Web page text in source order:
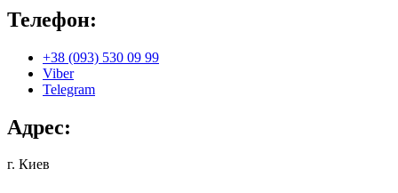
Телефон:
+38 (093) 530 09 99
Viber
Telegram
Адрес:
г. Киев